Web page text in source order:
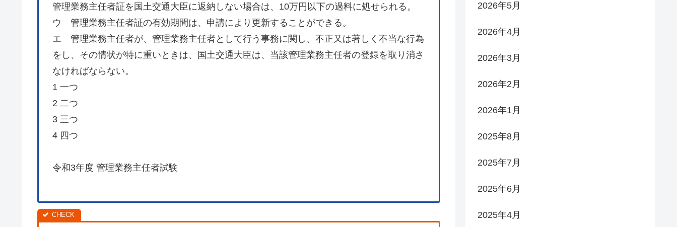
管理業務主任者証を国土交通大臣に返納しない場合は、10万円以下の過料に処せられる。
ウ 管理業務主任者証の有効期間は、申請により更新することができる。
エ 管理業務主任者が、管理業務主任者として行う事務に関し、不正又は著しく不当な行為
をし、その情状が特に重いときは、国土交通大臣は、当該管理業務主任者の登録を取り消さ
なければならない。
1 一つ
2 二つ
3 三つ
4 四つ
令和3年度 管理業務主任者試験
2026年5月
2026年4月
2026年3月
2026年2月
2026年1月
2025年8月
2025年7月
2025年6月
2025年4月